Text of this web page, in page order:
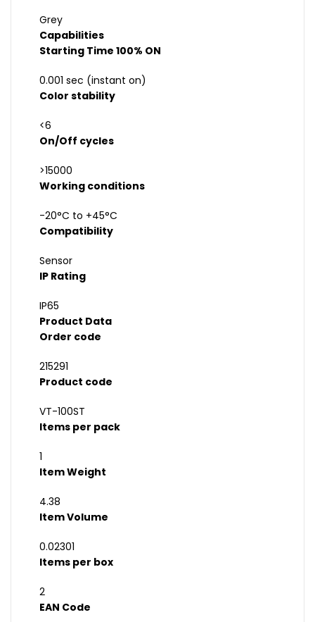
Grey
Capabilities
Starting Time 100% ON
0.001 sec (instant on)
Color stability
<6
On/Off cycles
>15000
Working conditions
-20°C to +45°C
Compatibility
Sensor
IP Rating
IP65
Product Data
Order code
215291
Product code
VT-100ST
Items per pack
1
Item Weight
4.38
Item Volume
0.02301
Items per box
2
EAN Code